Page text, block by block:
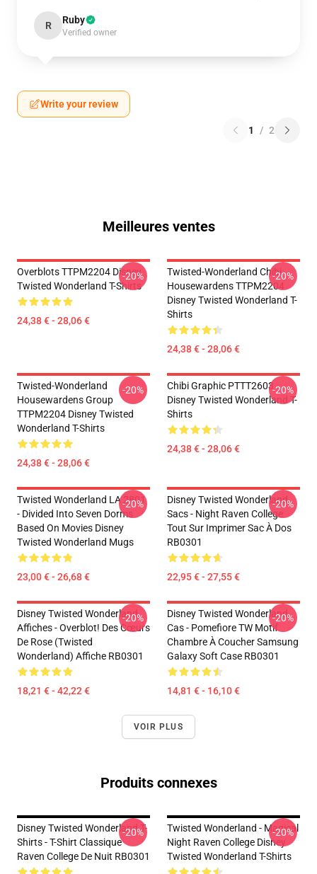
R Ruby
Verified owner
Write your review
1 / 2
Meilleures ventes
Overblots TTPM2204 Disney
Twisted Wonderland T-Shirts
24,38 € - 28,06 €
-20%
Twisted-Wonderland Chibi
Housewardens TTPM2204
Disney Twisted Wonderland T-
Shirts
24,38 € - 28,06 €
-20%
Twisted-Wonderland
Housewardens Group
TTPM2204 Disney Twisted
Wonderland T-Shirts
24,38 € - 28,06 €
-20%
Chibi Graphic PTTT2603
Disney Twisted Wonderland T-
Shirts
24,38 € - 28,06 €
-20%
Twisted Wonderland LA 2801
- Divided Into Seven Dorms
Based On Movies Disney
Twisted Wonderland Mugs
23,00 € - 26,68 €
-20%
Disney Twisted Wonderland
Sacs - Night Raven College
Tout Sur Imprimer Sac À Dos
RB0301
22,95 € - 27,55 €
-20%
Disney Twisted Wonderland
Affiches - Overblot! Des Cœurs
De Rose (Twisted
Wonderland) Affiche RB0301
18,21 € - 42,22 €
-20%
Disney Twisted Wonderland
Cas - Pomefiore TW Motif
Chambre À Coucher Samsung
Galaxy Soft Case RB0301
14,81 € - 16,10 €
-20%
VOIR PLUS
Produits connexes
Disney Twisted Wonderland T-
Shirts - T-Shirt Classique
Raven College De Nuit RB0301
-20%
Twisted Wonderland - Magical
Night Raven College Disney
Twisted Wonderland T-Shirts
-20%